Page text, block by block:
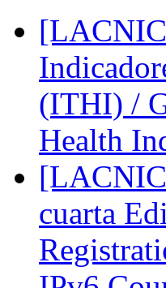
(ITHI) /
Health
cuarta